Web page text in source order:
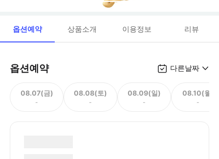
옵션예약 상품소개 이용정보 리뷰
옵션예약 다른날짜
08.07(금)
-
08.08(토)
-
08.09(일)
-
08.10(월)
-